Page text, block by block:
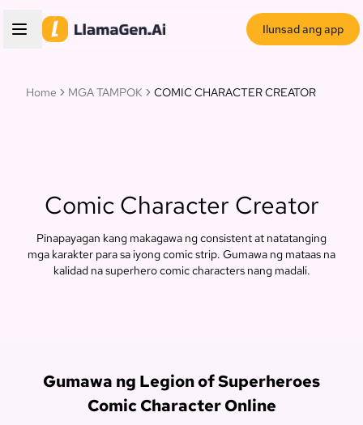
Ilunsad ang app
Home MGA TAMPOK COMIC CHARACTER CREATOR
Comic Character Creator
Pinapayagan kang makagawa ng consistent at natatanging
mga karakter para sa iyong comic strip. Gumawa ng mataas na
kalidad na superhero comic characters nang madali.
Gumawa ng Legion of Superheroes
Comic Character Online